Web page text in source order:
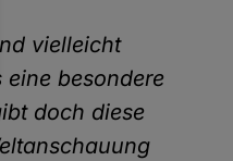
vielleicht
besondere
doch diese